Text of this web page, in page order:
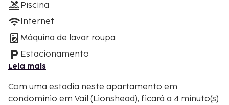
Piscina
Internet
Máquina de lavar roupa
Estacionamento
Leia mais
Com uma estadia neste apartamento em
condomínio em Vail (Lionshead), ficará a 4 minuto(s)